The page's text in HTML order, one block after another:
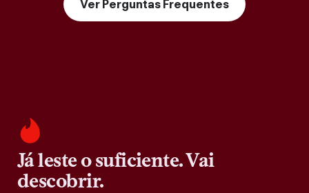
Ver Perguntas Frequentes
Já leste o suficiente. Vai
descobrir.